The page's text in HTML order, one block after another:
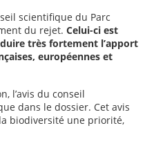
scientifique du Parc
du rejet. Celui-ci est
très fortement l’apport
européennes et
l’avis du conseil
dans le dossier. Cet avis
biodiversité une priorité,